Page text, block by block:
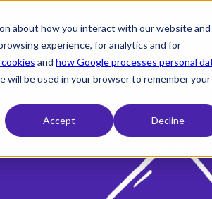
about how you interact with our website and
experience, for analytics and for
and how Google processes personal
will be used in your browser to remember your
Accept Decline
expand_more Brancherexpand_more Ressourcerexpand_more